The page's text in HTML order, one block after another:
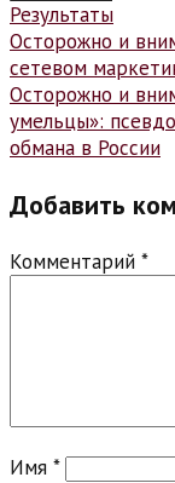
Результаты
Навигация
по
записям
Осторожно и
сетевом
Осторожно и
умельцы»:
обмана в России
Добавить
Комментарий *
Имя *